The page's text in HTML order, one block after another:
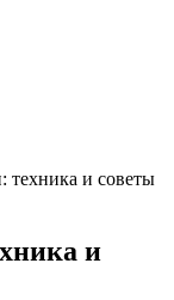
и советы
и